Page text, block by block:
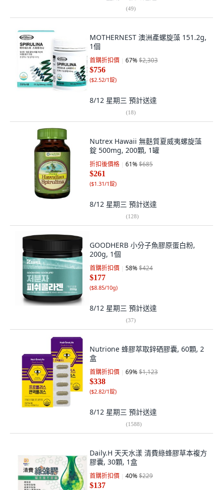
(49)
MOTHERNEST 澳洲產螺旋藻 151.2g,
1個
首購折扣價 67%$2,303
$756
($2.52/1錠)
8/12 星期三 預計送達
(18)
Nutrex Hawaii 無麩質夏威夷螺旋藻
錠 500mg, 200顆, 1罐
折扣後價格 61%$685
$261
($1.31/1錠)
8/12 星期三 預計送達
(128)
GOODHERB 小分子魚膠原蛋白粉,
200g, 1個
首購折扣價 58%$424
$177
($8.85/10g)
8/12 星期三 預計送達
(37)
Nutrione 蜂膠萃取鋅硒膠囊, 60顆, 2
盒
首購折扣價 69%$1,123
$338
($2.82/1錠)
8/12 星期三 預計送達
(1588)
Daily.H 天天水漾 清費綠蜂膠草本複方
膠囊, 30顆, 1盒
首購折扣價 40%$229
$137